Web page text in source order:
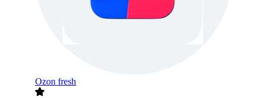
Ozon fresh